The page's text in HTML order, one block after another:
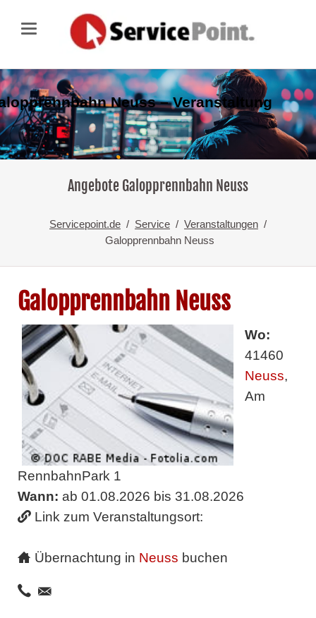
Neuss – Veranstaltung
Angebote Galopprennbahn Neuss
Servicepoint.de Service
Veranstaltungen
Galopprennbahn Neuss
Galopprennbahn Neuss
Wo:
41460
Neuss,
Am
RennbahnPark 1
Wann: ab 01.08.2026 bis 31.08.2026
Link zum Veranstaltungsort:
Übernachtung in Neuss buchen